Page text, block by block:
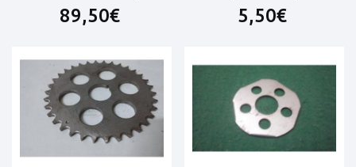
89,50€ 5,50€